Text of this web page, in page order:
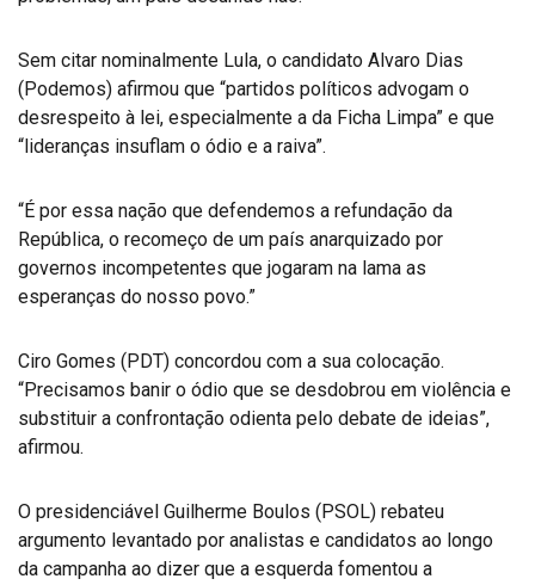
Sem citar nominalmente Lula, o candidato Alvaro Dias
(Podemos) afirmou que “partidos políticos advogam o
desrespeito à lei, especialmente a da Ficha Limpa” e que
“lideranças insuflam o ódio e a raiva”.
“É por essa nação que defendemos a refundação da
República, o recomeço de um país anarquizado por
governos incompetentes que jogaram na lama as
esperanças do nosso povo.”
Ciro Gomes (PDT) concordou com a sua colocação.
“Precisamos banir o ódio que se desdobrou em violência e
substituir a confrontação odienta pelo debate de ideias”,
afirmou.
O presidenciável Guilherme Boulos (PSOL) rebateu
argumento levantado por analistas e candidatos ao longo
da campanha ao dizer que a esquerda fomentou a